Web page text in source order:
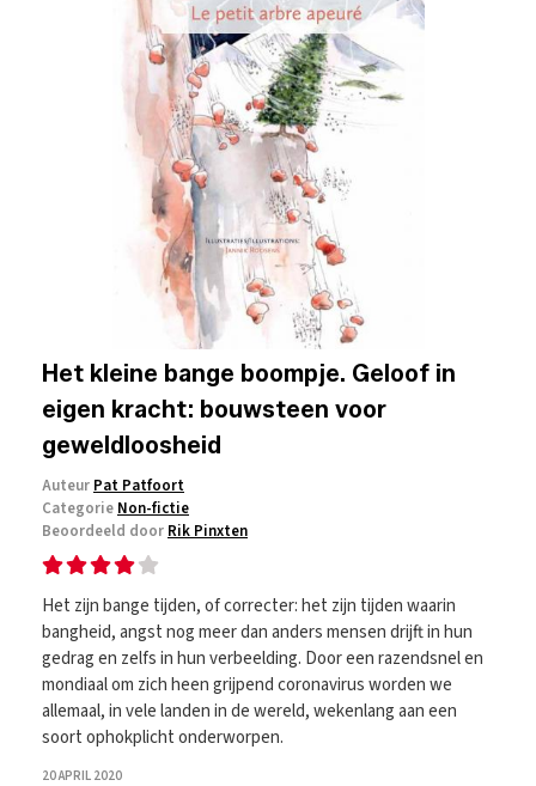
Het kleine bange boompje. Geloof in
eigen kracht: bouwsteen voor
geweldloosheid
Auteur Pat Patfoort
Categorie Non-fictie
Beoordeeld door Rik Pinxten
Het zijn bange tijden, of correcter: het zijn tijden waarin
bangheid, angst nog meer dan anders mensen drijft in hun
gedrag en zelfs in hun verbeelding. Door een razendsnel en
mondiaal om zich heen grijpend coronavirus worden we
allemaal, in vele landen in de wereld, wekenlang aan een
soort ophokplicht onderworpen.
20 APRIL 2020